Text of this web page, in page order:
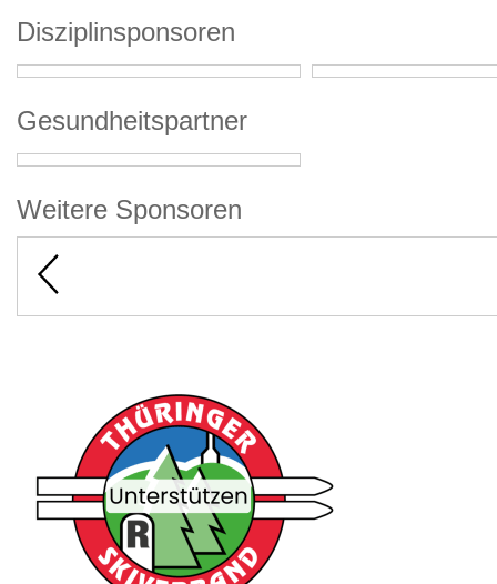
Disziplinsponsoren
Gesundheitspartner
Weitere Sponsoren